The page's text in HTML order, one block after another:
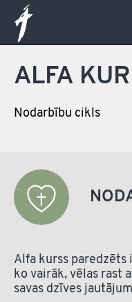
ALFA
Nodarbību cikls
Alfa kurss paredzēts
ko vairāk, vēlas rast
savas dzīves